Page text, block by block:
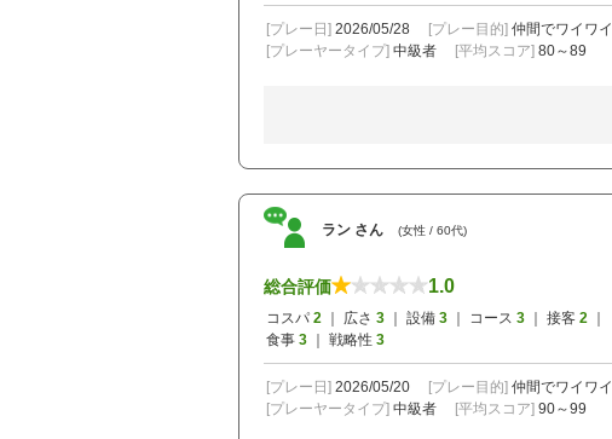
[プレー日] 2026/05/28 [プレー目的] 仲間でワイワイ
[プレーヤータイプ] 中級者 [平均スコア] 80～89
ラン さん (女性 / 60代)
総合評価 1.0
コスパ 2 ｜ 広さ 3 ｜ 設備 3 ｜ コース 3 ｜ 接客 2
食事 3 ｜ 戦略性 3
[プレー日] 2026/05/20 [プレー目的] 仲間でワイワイ
[プレーヤータイプ] 中級者 [平均スコア] 90～99